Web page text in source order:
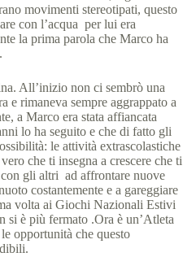
movimenti stereotipati, questo
con l’acqua per lui era
la prima parola che Marco ha
All’inizio non ci sembrò una
e rimaneva sempre aggrappato a
a Marco era stata affiancata
lo ha seguito e che di fatto gli
le attività extrascolastiche
che ti insegna a crescere che ti
con gli altri ad affrontare nuove
costantemente e a gareggiare
volta ai Giochi Nazionali Estivi
è più fermato .Ora è un’Atleta
opportunità che questo